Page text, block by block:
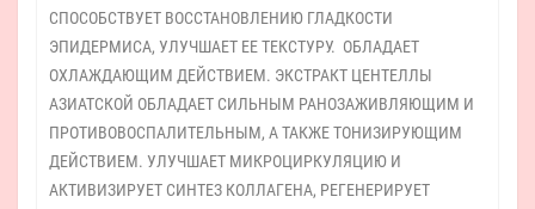
СПОСОБСТВУЕТ ВОССТАНОВЛЕНИЮ ГЛАДКОСТИ
ЭПИДЕРМИСА, УЛУЧШАЕТ ЕЕ ТЕКСТУРУ. ОБЛАДАЕТ
ОХЛАЖДАЮЩИМ ДЕЙСТВИЕМ. ЭКСТРАКТ ЦЕНТЕЛЛЫ
АЗИАТСКОЙ ОБЛАДАЕТ СИЛЬНЫМ РАНОЗАЖИВЛЯЮЩИМ И
ПРОТИВОВОСПАЛИТЕЛЬНЫМ, А ТАКЖЕ ТОНИЗИРУЮЩИМ
ДЕЙСТВИЕМ. УЛУЧШАЕТ МИКРОЦИРКУЛЯЦИЮ И
АКТИВИЗИРУЕТ СИНТЕЗ КОЛЛАГЕНА, РЕГЕНЕРИРУЕТ